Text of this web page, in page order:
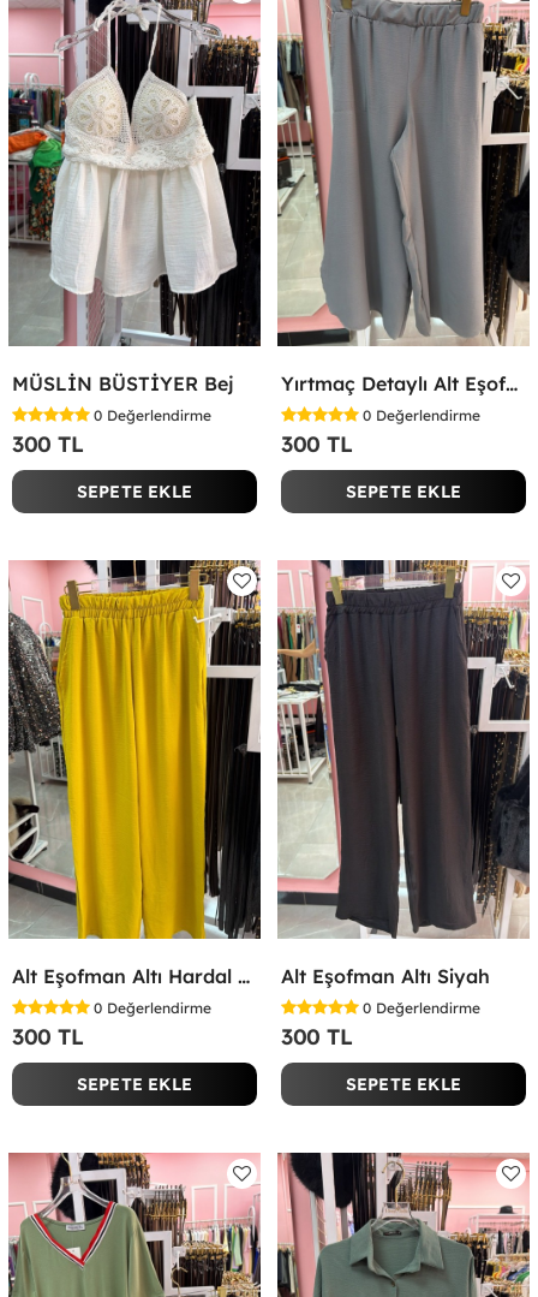
MÜSLİN BÜSTİYER Bej
0 Değerlendirme
300 TL
SEPETE EKLE
Yırtmaç Detaylı Alt Eşofman Altı Gri
0 Değerlendirme
300 TL
SEPETE EKLE
Alt Eşofman Altı Hardal Sarısı
0 Değerlendirme
300 TL
SEPETE EKLE
Alt Eşofman Altı Siyah
0 Değerlendirme
300 TL
SEPETE EKLE